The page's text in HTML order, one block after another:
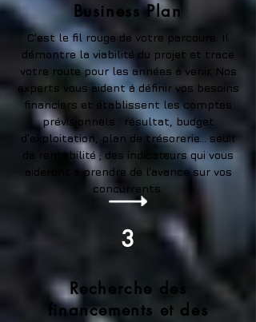
Business Plan
C’est le fil rouge de votre parcours. Il
démontre la viabilité du projet et trace
votre route pour les années à venir. Nos
experts vous aident à définir vos besoins
financiers et établissent les comptes
prévisionnels : résultat, budget
d’exploitation, plan de trésorerie… seuil
de rentabilité ; des indicateurs qui vous
aideront à prendre de l’avance sur vos
concurrents.
3
Recherche des
financements et des